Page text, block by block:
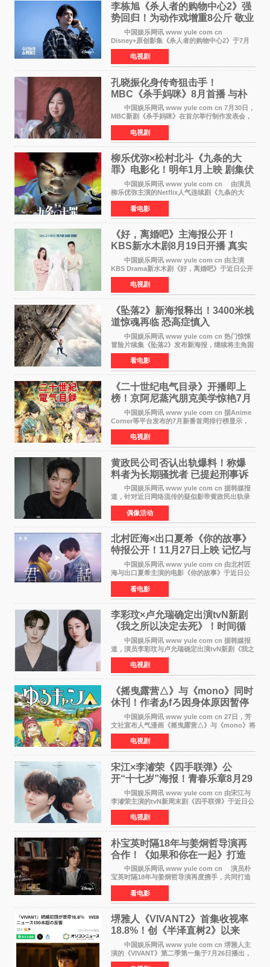
李栋旭《杀人者的购物中心2》强
势回归！为动作戏增重8公斤 敬业
获赞
中国娱乐网讯 www yule com cn
Disney+原创影集《杀人者的购物中心2》于7月
22日正式上线，由男神李栋旭主演的郑进湾以2 0
完全体强势回归。该剧第一季曾被《纽约时报》
评选为全球最佳影集之一
电视剧
孔晓振化身传奇狙击手！
MBC《杀手妈咪》8月首播 与朴
恩斌展开收视对决
中国娱乐网讯 www yule com cn 7月30日，
MBC新剧《杀手妈咪》在首尔举行制作发表会，
主演孔晓振、郑准元、李相二、无真星、崔宇
成、李银泉等人一同出席，为新剧宣传造势。这
是孔晓振继《毛骨
电视剧
柳乐优弥×松村北斗《九条的大
罪》电影化！明年1月上映 剧集伏
笔将全面揭晓
中国娱乐网讯 www yule com cn 由演员
柳乐优弥主演的Netflix人气连续剧《九条的大
罪》正式宣布改编为电影，将于明年1月8日全国
上映。柳乐优弥与SixTONES松村北斗再度联
手，为观众带来这部
看电影
《好，离婚吧》主海报公开！
KBS新水木剧8月19日开播 真实
离婚体验记来袭
中国娱乐网讯 www yule com cn 由主演
KBS Drama新水木剧《好，离婚吧》于近日公开
主海报，正式进入开播倒计时。 海报中，男
女主角背对背站立，各自望向不同方向，中央的
空白与冷漠的表情
电视剧
《坠落2》新海报释出！3400米栈
道惊魂再临 恐高症慎入
中国娱乐网讯 www yule com cn 热门惊悚
冒险片续集《坠落2》发布新海报，继续将主角困
于绝境高处——这一次，是摇摇欲坠的徒步栈
道。该片将于今年9月2日北美上映，恐高症患者
请提前做好心理
看电影
《二十世纪电气目录》开播即上
榜！京阿尼蒸汽朋克美学惊艳7月
新番季
中国娱乐网讯 www yule com cn 据Anime
Corner等平台发布的7月新番首周排行榜显示，
由京都动画制作的《二十世纪电气目录》在多个
榜单中表现亮眼，位列AniLab全球TOP10第十
名。该剧改编自结
电视剧
黄政民公司否认出轨爆料！称爆
料者为长期骚扰者 已提起刑事诉
中国娱乐网讯 www yule com cn 据韩媒报
道，针对近日网络流传的疑似影帝黄政民出轨录
音及短信爆料，黄政民所属经纪公司于今日正式
发表声明，明确否认相关传闻。 公司表示，
爆料者是一名长
偶像活动
北村匠海×出口夏希《你的故事》
特报公开！11月27日上映 记忆与
初恋的奇幻交织
中国娱乐网讯 www yule com cn 由北村匠
海与出口夏希主演的电影《你的故事》于近日公
开特报影像，正式定档11月27日上映。 本片
改编自三秋缒同名小说，编剧由曾执笔《孤独摇
滚！》的吉田惠
看电影
李彩玟×卢允瑞确定出演tvN新剧
《我之所以决定去死》！时间循
环青春爱情来袭
中国娱乐网讯 www yule com cn 据韩媒报
道，演员李彩玟与卢允瑞确定出演tvN新剧《我之
所以决定去死》，分别担任男女主角。该剧预计
将于明年播出，引发观众期待。 本剧改编自
NAVER同名人气
电视剧
《摇曳露营△》与《mono》同时
休刊！作者あfろ因身体原因暂停
双连载
中国娱乐网讯 www yule com cn 27日，芳
文社宣布人气漫画《摇曳露营△》与《mono》将
暂停连载一段时间，原因是漫画家あfろ身体状况
不佳。 编辑部表示：一直承蒙各位对
《mono》的喜爱，
电视剧
宋江×李濬荣《四手联弹》公
开“十七岁”海报！青春乐章8月29
日奏响
中国娱乐网讯 www yule com cn 由宋江与
李濬荣主演的tvN新周末剧《四手联弹》于近日公
开十七岁版海报，以充满青春气息的画面再度点
燃观众期待。 海报中，宋江与李濬荣并肩站
在音乐教室的
电视剧
朴宝英时隔18年与姜炯哲导演再
合作！《如果和你在一起》打造
奇幻浪漫喜剧
中国娱乐网讯 www yule com cn 演员朴
宝英时隔18年与姜炯哲导演再度携手，共同打造
备受期待的浪漫喜剧新作《如果和你在一起》
（暂定名）。据OSEN报道，朴宝英将出演该片
女主角，自2008年《
看电影
堺雅人《VIVANT2》首集收视率
18.8%！创《半泽直树2》以来
TBS周日剧场最高开局
中国娱乐网讯 www yule com cn 堺雅人主
演的《VIVANT》第二季第一集于7月26日播出，
首集收视率高达18 8%，成为自2020年《半泽直